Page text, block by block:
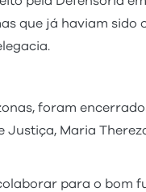
que já haviam sido
foram
Maria
para o bom